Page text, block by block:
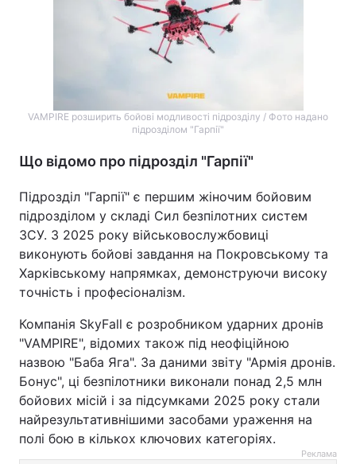
VAMPIRE розширить бойові модливості підрозділу / Фото надано
підрозділом "Гарпії"
Що відомо про підрозділ "Гарпії"
Підрозділ "Гарпії" є першим жіночим бойовим
підрозділом у складі Сил безпілотних систем
ЗСУ. З 2025 року військовослужбовиці
виконують бойові завдання на Покровському та
Харківському напрямках, демонструючи високу
точність і професіоналізм.
Компанія SkyFall є розробником ударних дронів
"VAMPIRE", відомих також під неофіційною
назвою "Баба Яга". За даними звіту "Армія дронів.
Бонус", ці безпілотники виконали понад 2,5 млн
бойових місій і за підсумками 2025 року стали
найрезультативнішими засобами ураження на
полі бою в кількох ключових категоріях.
Реклама